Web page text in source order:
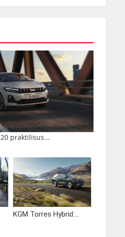
praktilisus...
KGM Torres Hybrid:...